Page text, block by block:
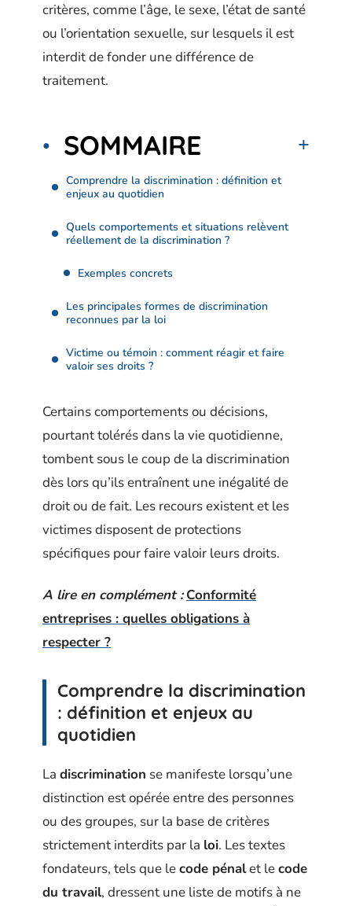
critères, comme l’âge, le sexe, l’état de santé
ou l’orientation sexuelle, sur lesquels il est
interdit de fonder une différence de
traitement.
SOMMAIRE
Comprendre la discrimination : définition et
enjeux au quotidien
Quels comportements et situations relèvent
réellement de la discrimination ?
Exemples concrets
Les principales formes de discrimination
reconnues par la loi
Victime ou témoin : comment réagir et faire
valoir ses droits ?
Certains comportements ou décisions,
pourtant tolérés dans la vie quotidienne,
tombent sous le coup de la discrimination
dès lors qu’ils entraînent une inégalité de
droit ou de fait. Les recours existent et les
victimes disposent de protections
spécifiques pour faire valoir leurs droits.
A lire en complément : Conformité
entreprises : quelles obligations à
respecter ?
Comprendre la discrimination
: définition et enjeux au
quotidien
La discrimination se manifeste lorsqu’une
distinction est opérée entre des personnes
ou des groupes, sur la base de critères
strictement interdits par la loi. Les textes
fondateurs, tels que lecode pénalet lecode
du travail, dressent une liste de motifs à ne